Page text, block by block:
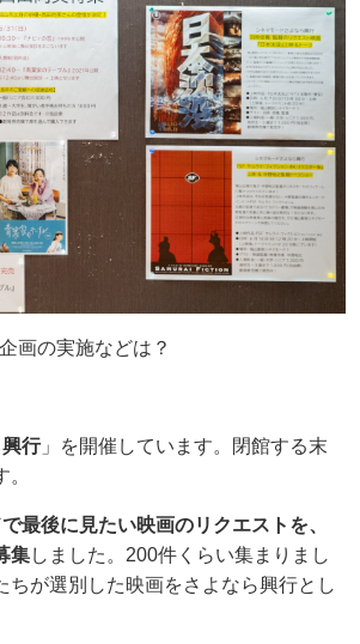
画の実施などは？
行」を開催しています。閉館する末
最後に見たい映画のリクエストを、
集しました。200件くらい集まりまし
ちが選別した映画をさよなら興行とし